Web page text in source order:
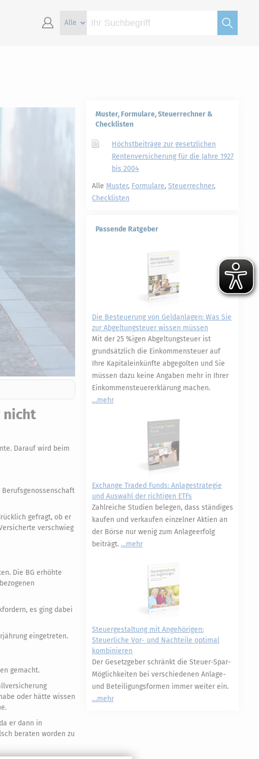
nicht
Darauf wird beim
gefragt, ob er
verschwieg
Die BG erhöhte
es ging dabei
eingetreten.
gemacht.
oder hätte wissen
er dann in
beraten worden zu
Muster, Formulare, Steuerrechner &
Checklisten
Höchstbeiträge zur gesetzlichen
Rentenversicherung für die Jahre 1927
bis 2004
Alle Muster, Formulare, Steuerrechner,
Checklisten
Passende Ratgeber
Die Besteuerung von Geldanlagen: Was Sie
zur Abgeltungsteuer wissen müssen
Mit der 25 %igen Abgeltungsteuer ist
grundsätzlich die Einkommensteuer auf
Ihre Kapitaleinkünfte abgegolten und Sie
müssen dazu keine Angaben mehr in Ihrer
Einkommensteuererklärung machen.
mehr
Exchange Traded Funds: Anlagestrategie
und Auswahl der richtigen ETFs
Zahlreiche Studien belegen, dass ständiges
kaufen und verkaufen einzelner Aktien an
der Börse nur wenig zum Anlageerfolg
beiträgt.
mehr
Steuergestaltung mit Angehörigen:
Steuerliche Vor- und Nachteile optimal
kombinieren
Der Gesetzgeber schränkt die Steuer-Spar-
Möglichkeiten bei verschiedenen Anlage-
und Beteiligungsformen immer weiter ein.
mehr